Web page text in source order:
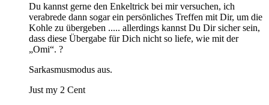
Du kannst gerne den Enkeltrick bei mir versuchen, ich
verabrede dann sogar ein persönliches Treffen mit Dir, um die
Kohle zu übergeben ..... allerdings kannst Du Dir sicher sein,
dass diese Übergabe für Dich nicht so liefe, wie mit der
„Omi“. ?
Sarkasmusmodus aus.
Just my 2 Cent